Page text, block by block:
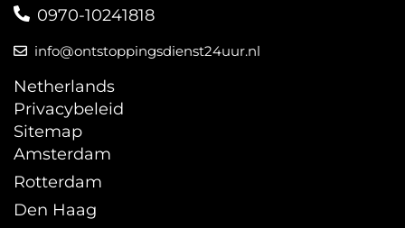
0970-10241818
info@ontstoppingsdienst24uur.nl
Netherlands
Privacybeleid
Sitemap
Amsterdam
Rotterdam
Den Haag